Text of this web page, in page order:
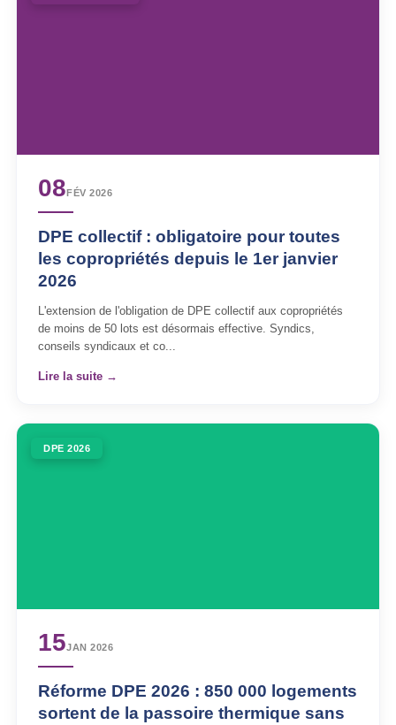
08FÉV 2026
DPE collectif : obligatoire pour toutes
les copropriétés depuis le 1er janvier
2026
L'extension de l'obligation de DPE collectif aux copropriétés
de moins de 50 lots est désormais effective. Syndics,
conseils syndicaux et co...
Lire la suite →
DPE 2026
15JAN 2026
Réforme DPE 2026 : 850 000 logements
sortent de la passoire thermique sans